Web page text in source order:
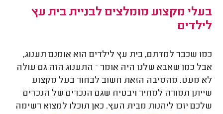
בעלי מקצוע מומלצים לבניית בית עץ
לילדים
כמו שכבר למדתם, בית עץ לילדים הוא אומנם תענוג,
אבל כמו שאבא שלנו היה אומר – התענוג הזה גם עולה
לא מעט. מהסיבה הזאת חשוב לבחור בעל מקצוע
שייתן תמורה למחיר ויבטיח שגם הנכדים של הנכדים
שלכם יזכו ליהנות מבית העץ. כאן תוכלו למצוא רשימה